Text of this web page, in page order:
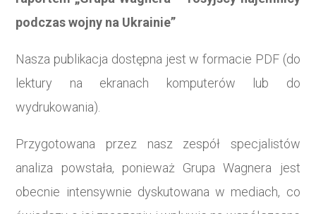
podczas wojny na Ukrainie”
Nasza publikacja dostępna jest w formacie PDF (do
lektury na ekranach komputerów lub do
wydrukowania).
Przygotowana przez nasz zespół specjalistów
analiza powstała, ponieważ Grupa Wagnera jest
obecnie intensywnie dyskutowana w mediach, co